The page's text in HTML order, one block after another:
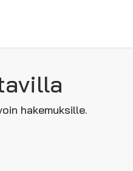
hakemuksille.